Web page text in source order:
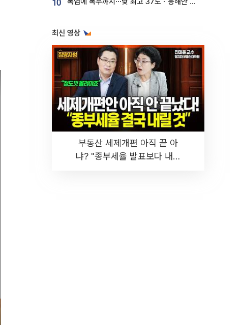
10
최신 영상
부동산 세제개편 아직 끝 아
냐? "종부세율 발표보다 내릴